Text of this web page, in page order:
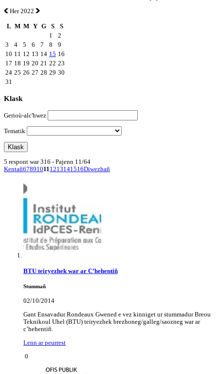
Her 2022
L M M Y G S
S
1
2
3
4 5 6 7 8
9
10 11 12 13 14 15 16
17 18 19 20 21 22 23
24 25 26 27 28 29 30
31
Klask
Gerioù-alc'hwez
Tematik
5 respont war 316 - Pajenn 11/64
Kentañ678910111213141516Diwezhañ
BTU teiryezhek war ar C’hehentiñ
Stummañ
02/10/2014
Gant Ensavadur Rondeaux Gwened e vez kinniget ur stummadur Breou
Teknikoul Uhel (BTU) teiryezhek brezhoneg/galleg/saozneg war ar
c’hehentiñ.
Lenn ar peurrest
0